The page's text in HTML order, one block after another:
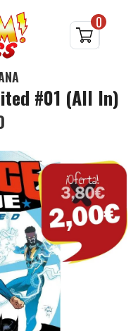
0
#01 (All In)